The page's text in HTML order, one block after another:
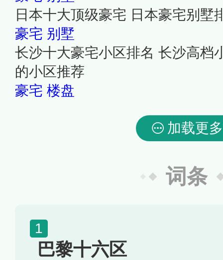
日本十大顶级豪宅 日本豪宅别墅
豪宅 别墅
长沙十大豪宅小区排名 长沙高档
的小区推荐
豪宅 楼盘
加载更多
词条
巴黎十六区